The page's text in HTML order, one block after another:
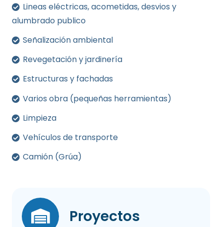
Lineas eléctricas, acometidas, desvios y
alumbrado publico
Señalización ambiental
Revegetación y jardinería
Estructuras y fachadas
Varios obra (pequeñas herramientas)
Limpieza
Vehículos de transporte
Camión (Grúa)
Proyectos